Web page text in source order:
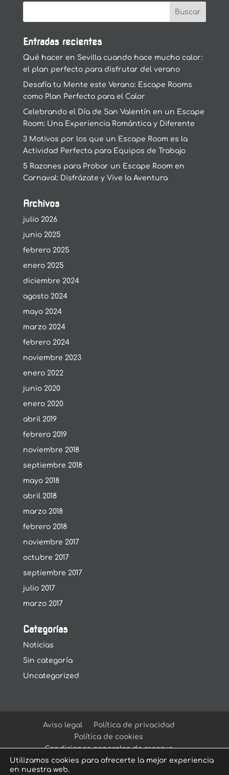
Entradas recientes
Qué hacer en Sevilla cuando hace mucho calor:
el plan perfecto para disfrutar del verano
Desafía tu Mente este Verano: Escape Rooms
como Plan Perfecto para el Calor
Celebrando el Día de San Valentín en un Escape
Room: Una Experiencia Romántica y Diferente
3 Motivos por los que un Escape Room es la
Actividad Perfecta para Equipos de Trabajo
5 Razones para Probar un Escape Room en
Carnaval: Disfrázate y Vive la Aventura
Archivos
julio 2026
junio 2025
febrero 2025
enero 2025
diciembre 2024
agosto 2024
mayo 2024
marzo 2024
febrero 2024
noviembre 2023
enero 2022
junio 2020
enero 2020
abril 2019
febrero 2019
noviembre 2018
septiembre 2018
mayo 2018
abril 2018
marzo 2018
febrero 2018
noviembre 2017
octubre 2017
septiembre 2017
julio 2017
marzo 2017
Categorías
Noticias
Sin categoría
Uncategorized
Aviso legal
Política de privacidad
Política de cookies
Condiciones generales de reserva
Utilizamos cookies para ofrecerte la mejor experiencia
en nuestra web.